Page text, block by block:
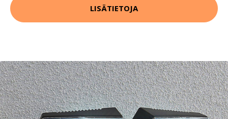
LISÄTIETOJA